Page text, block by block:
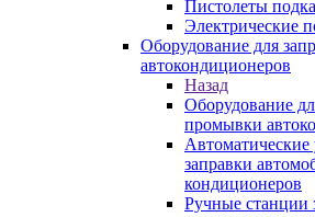
Пистолеты
Электрические
Оборудование для
автокондиционеров
Назад
Оборудование
промывки
Автоматические
заправки
кондиционеров
Ручные станции